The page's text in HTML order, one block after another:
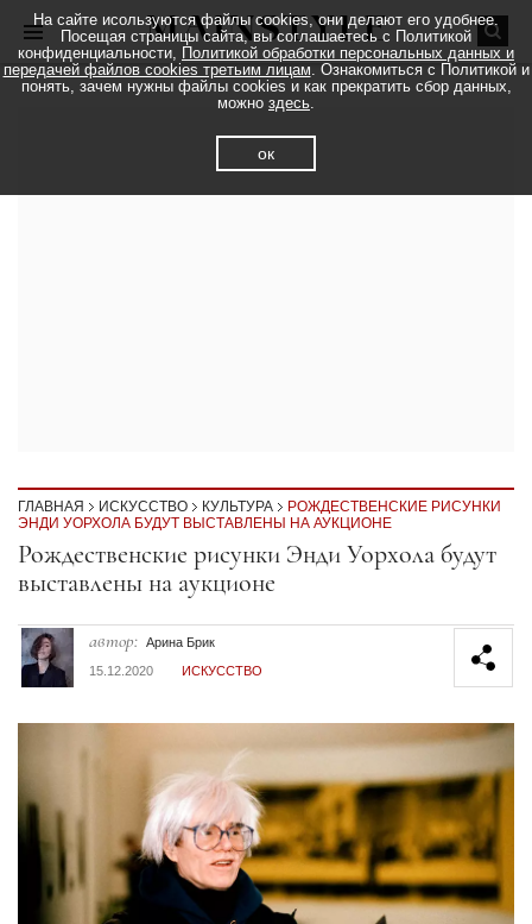
ГЛАВНАЯ ИСКУССТВО КУЛЬТУРА
РОЖДЕСТВЕНСКИЕ РИСУНКИ
ЭНДИ УОРХОЛА БУДУТ ВЫСТАВЛЕНЫ НА АУКЦИОНЕ
Секция статей
Рождественские рисунки Энди Уорхола будут
выставлены на аукционе
автор: Арина Брик
15.12.2020
ИСКУССТВО
На сайте исользуются файлы cookies, они делают его удобнее.
Посещая страницы сайта, вы соглашаетесь с Политикой
конфиденциальности, Политикой обработки персональных данных и
передачей файлов cookies третьим лицам. Ознакомиться с Политикой и
понять, зачем нужны файлы cookies и как прекратить сбор данных,
можно здесь.
ок